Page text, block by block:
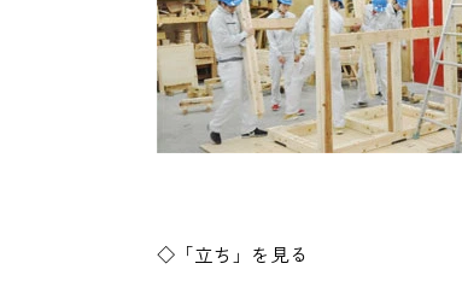
◇「立ち」を見る